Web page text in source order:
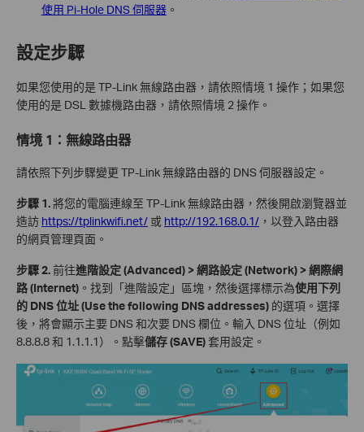
使用 Pi-Hole DNS 伺服器。
設定步驟
如果您使用的是 TP-Link 無線路由器，請依照情境 1 操作；如果您
使用的是 DSL 數據機路由器，請依照情境 2 操作。
情境 1：無線路由器
請依照下列步驟變更 TP-Link 無線路由器的 DNS 伺服器設定。
步驟 1.將您的電腦連線至 TP-Link 無線路由器，然後開啟瀏覽器並
造訪 https://tplinkwifi.net/ 或 http://192.168.0.1/ ，以登入路由器
的網頁管理頁面。
步驟 2.前往進階設定 (Advanced) > 網路設定 (Network) > 網際網
路 (Internet) 。找到「進階設定」區塊，然後選擇標示為使用下列
的 DNS 位址 (Use the following DNS addresses) 的選項。選擇
後，將會顯示主要 DNS 和次要 DNS 欄位。輸入 DNS 位址（例如
8.8.8.8 和 1.1.1.1）。點擊儲存 (SAVE)套用設定。